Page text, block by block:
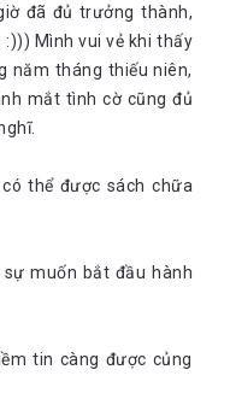
đã đủ trưởng thành,
Mình vui vẻ khi thấy
năm tháng thiếu niên,
mắt tình cờ cũng đủ
thể được sách chữa
muốn bắt đầu hành
tin càng được củng